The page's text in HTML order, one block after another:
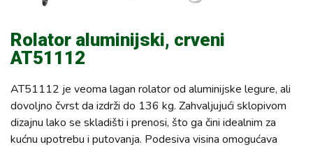
Rolator aluminijski, crveni
AT51112
AT51112 je veoma lagan rolator od aluminijske legure, ali
dovoljno čvrst da izdrži do 136 kg. Zahvaljujući sklopivom
dizajnu lako se skladišti i prenosi, što ga čini idealnim za
kućnu upotrebu i putovanja. Podesiva visina omogućava